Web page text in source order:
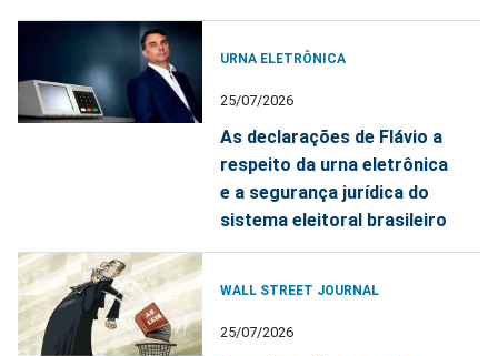
URNA ELETRÔNICA
25/07/2026
As declarações de Flávio a
respeito da urna eletrônica
e a segurança jurídica do
sistema eleitoral brasileiro
WALL STREET JOURNAL
25/07/2026